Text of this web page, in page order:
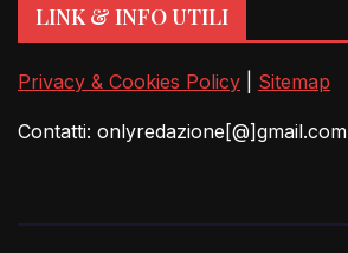
LINK & INFO UTILI
Privacy & Cookies Policy Sitemap
Contatti: onlyredazione[@]gmail.com